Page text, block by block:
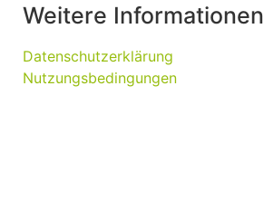
Weitere Informationen
Datenschutzerklärung
Nutzungsbedingungen